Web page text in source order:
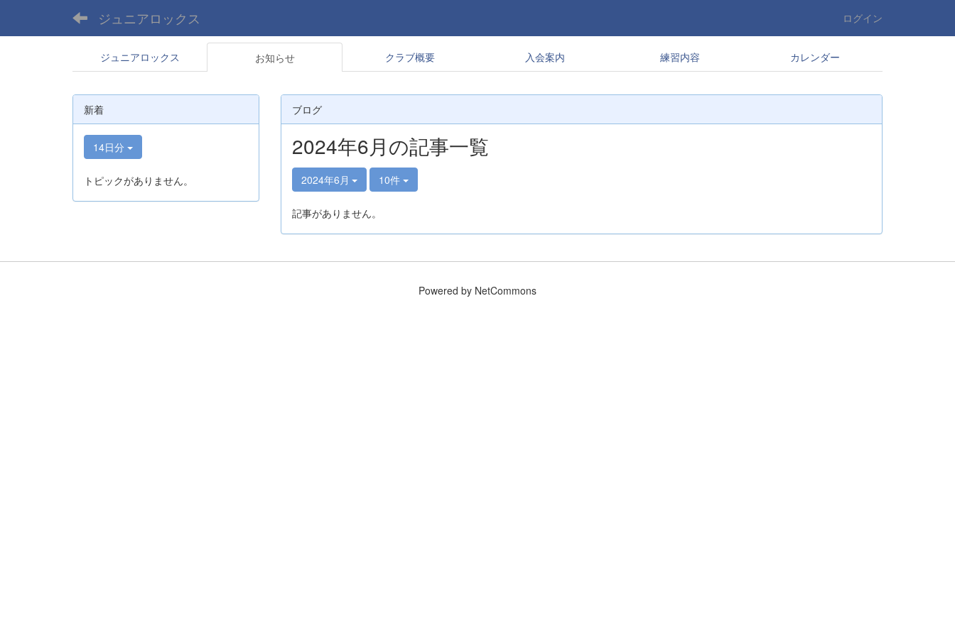
ジュニアロックス ログイン
ジュニアロックス お知らせ クラブ概要 入会案内 練習内容 カレンダー
ブログ
2024年6月の記事一覧
2024年6月 10件
記事がありません。
新着
14日分
トピックがありません。
Powered by NetCommons